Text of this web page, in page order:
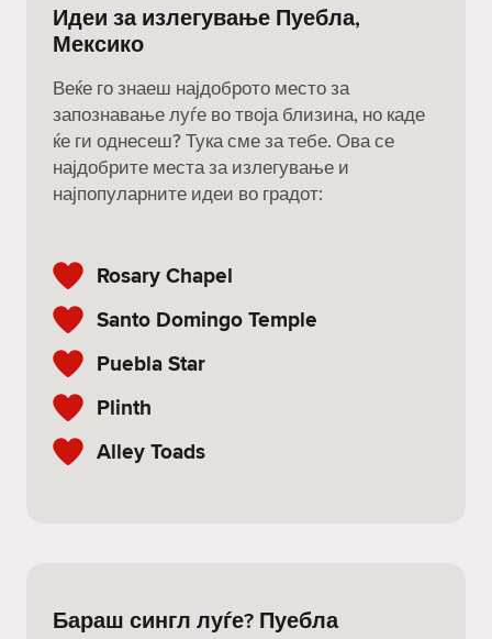
Идеи за излегување Пуебла,
Мексико
Веќе го знаеш најдоброто место за
запознавање луѓе во твоја близина, но каде
ќе ги однесеш? Тука сме за тебе. Ова се
најдобрите места за излегување и
најпопуларните идеи во градот:
Rosary Chapel
Santo Domingo Temple
Puebla Star
Plinth
Alley Toads
Бараш сингл луѓе? Пуебла